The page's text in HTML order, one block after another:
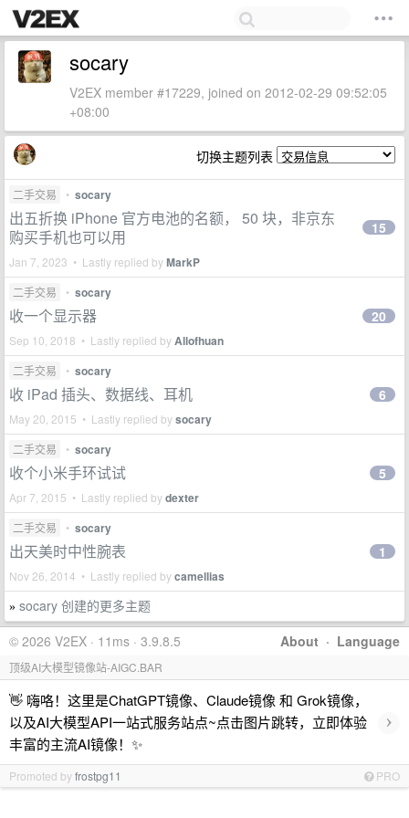
socary
V2EX member #17229, joined on 2012-02-29 09:52:05
+08:00
切换主题列表
二手交易 • socary
出五折换 iPhone 官方电池的名额， 50 块，非京东
购买手机也可以用
Jan 7, 2023 • Lastly replied byMarkP
15
二手交易 • socary
收一个显示器
Sep 10, 2018 • Lastly replied byAllofhuan
20
二手交易 • socary
收 iPad 插头、数据线、耳机
May 20, 2015 • Lastly replied bysocary
6
二手交易 • socary
收个小米手环试试
Apr 7, 2015 • Lastly replied bydexter
5
二手交易 • socary
出天美时中性腕表
Nov 26, 2014 • Lastly replied bycamellias
1
» socary 创建的更多主题
About · Language
© 2026 V2EX · 11ms · 3.9.8.5
顶级AI大模型镜像站-AIGC.BAR
👋 嗨咯！这里是ChatGPT镜像、Claude镜像 和 Grok镜像，
以及AI大模型API一站式服务站点~点击图片跳转，立即体验
丰富的主流AI镜像！✨
›
Promoted byfrostpg11 PRO